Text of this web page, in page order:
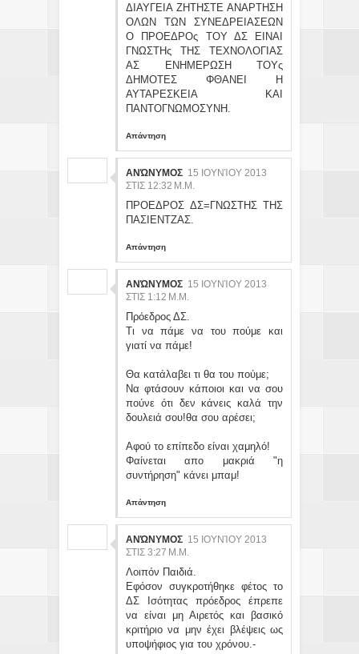
ΔΙΑΥΓΕΙΑ ΖΗΤΗΣΤΕ ΑΝΑΡΤΗΣΗ
ΟΛΩΝ ΤΩΝ ΣΥΝΕΔΡΕΙΑΣΕΩΝ
Ο ΠΡΟΕΔΡΟς ΤΟΥ ΔΣ ΕΙΝΑΙ
ΓΝΩΣΤΗς ΤΗΣ ΤΕΧΝΟΛΟΓΙΑΣ
ΑΣ ΕΝΗΜΕΡΩΣΗ ΤΟΥς
ΔΗΜΟΤΕΣ ΦΘΑΝΕΙ Η
ΑΥΤΑΡΕΣΚΕΙΑ ΚΑΙ
ΠΑΝΤΟΓΝΩΜΟΣΥΝΗ.
Απάντηση
ΑΝΏΝΥΜΟΣ 15 ΙΟΥΝΊΟΥ 2013
ΣΤΙΣ 12:32 Μ.Μ.
ΠΡΟΕΔΡΟΣ ΔΣ=ΓΝΩΣΤΗΣ ΤΗΣ
ΠΑΣΙΕΝΤΖΑΣ.
Απάντηση
ΑΝΏΝΥΜΟΣ 15 ΙΟΥΝΊΟΥ 2013
ΣΤΙΣ 1:12 Μ.Μ.
Πρόεδρος ΔΣ.
Τι να πάμε να του πούμε και
γιατί να πάμε!
Θα κατάλαβει τι θα του πούμε;
Να φτάσουν κάποιοι και να σου
πούνε ότι δεν κάνεις καλά την
δουλειά σου!θα σου αρέσει;
Αφού το επίπεδο είναι χαμηλό!
Φαίνεται απο μακριά "η
συντήρηση" κάνει μπαμ!
Απάντηση
ΑΝΏΝΥΜΟΣ 15 ΙΟΥΝΊΟΥ 2013
ΣΤΙΣ 3:27 Μ.Μ.
Λοιπόν Παιδιά.
Εφόσον συγκροτήθηκε φέτος το
ΔΣ Ισότητας πρόεδρος έπρεπε
να είναι μη Αιρετός και βασικό
κριτήριο να μην έχει βλέψεις ως
υποψήφιος για του χρόνου.-